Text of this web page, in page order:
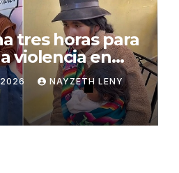
tres horas para
violencia en
NAYZETH LENY